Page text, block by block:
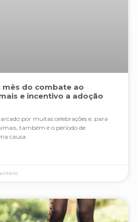
mês do combate ao
e incentivo a adoção
por muitas celebrações e, para
também é o período de
causa